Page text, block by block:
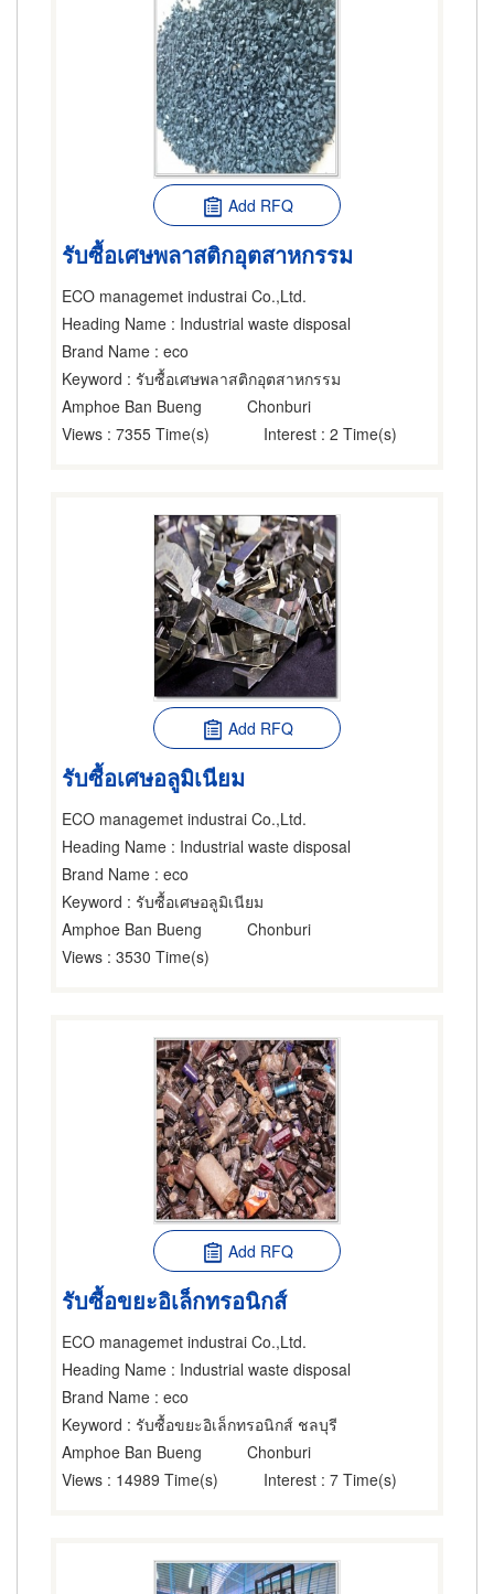
Add RFQ
รับซื้อเศษพลาสติกอุตสาหกรรม
ECO managemet industrai Co.,Ltd.
Heading Name : Industrial waste disposal
Brand Name : eco
Keyword : รับซื้อเศษพลาสติกอุตสาหกรรม
Amphoe Ban Bueng
Chonburi
Views : 7355 Time(s) Interest : 2 Time(s)
Add RFQ
รับซื้อเศษอลูมิเนียม
ECO managemet industrai Co.,Ltd.
Heading Name : Industrial waste disposal
Brand Name : eco
Keyword : รับซื้อเศษอลูมิเนียม
Amphoe Ban Bueng
Chonburi
Views : 3530 Time(s)
Add RFQ
รับซื้อขยะอิเล็กทรอนิกส์
ECO managemet industrai Co.,Ltd.
Heading Name : Industrial waste disposal
Brand Name : eco
Keyword : รับซื้อขยะอิเล็กทรอนิกส์ ชลบุรี
Amphoe Ban Bueng
Chonburi
Views : 14989 Time(s) Interest : 7 Time(s)